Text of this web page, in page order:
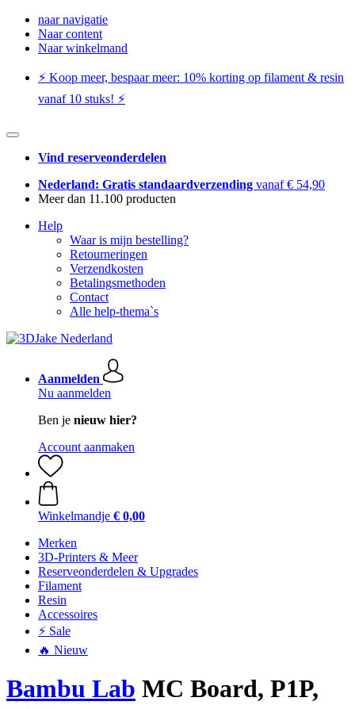
naar navigatie
Naar content
Naar winkelmand
⚡️ Koop meer, bespaar meer: ​​10% korting op filament & resin
vanaf 10 stuks! ⚡️
Vind reserveonderdelen
Nederland: Gratis standaardverzending vanaf € 54,90
Meer dan 11.100 producten
Help
Waar is mijn bestelling?
Retourneringen
Verzendkosten
Betalingsmethoden
Contact
Alle help-thema`s
Aanmelden
Nu aanmelden
Ben je nieuw hier?
Account aanmaken
Winkelmandje € 0,00
Merken
3D-Printers & Meer
Reserveonderdelen & Upgrades
Filament
Resin
Accessoires
⚡ Sale
🔥 Nieuw
Bambu Lab MC Board, P1P,